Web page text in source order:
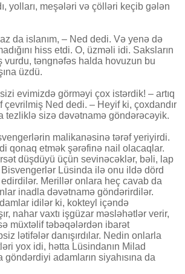
yolları, meşələri və çölləri keçib gələn
da islanım, – Ned dedi. Və yenə də
hiss etdi. O, üzməli idi. Saksların
vurdu, təngnəfəs halda hovuzun bu
üzdü.
evimizdə görməyi çox istərdik! – artıq
çevrilmiş Ned dedi. – Heyif ki, çoxdandır
tezliklə sizə dəvətnamə göndərəcəyik.
malikanəsinə tərəf yeriyirdi.
qonaq etmək şərəfinə nail olacaqlar.
düşdüyü üçün sevinəcəklər, bəli, lap
Lüsinda ilə onu ildə dörd
Merillər onlara heç cavab da
inadla dəvətnamə göndərirdilər.
idilər ki, kokteyl içəndə
nahar vaxtı işgüzar məsləhətlər verir,
müxtəlif təbəqələrdən ibarət
lətifələr danışırdılar. Nedin onlarla
yox idi, hətta Lüsindanın Milad
göndərdiyi adamların siyahısına da